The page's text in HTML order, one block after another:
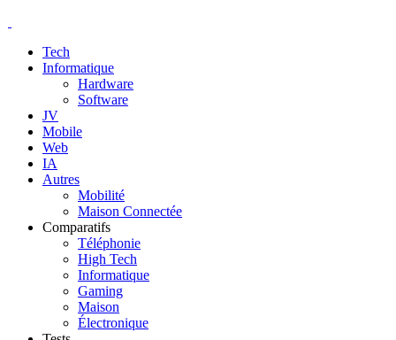
Tech
Informatique
Hardware
Software
JV
Mobile
Web
IA
Autres
Mobilité
Maison Connectée
Comparatifs
Téléphonie
High Tech
Informatique
Gaming
Maison
Électronique